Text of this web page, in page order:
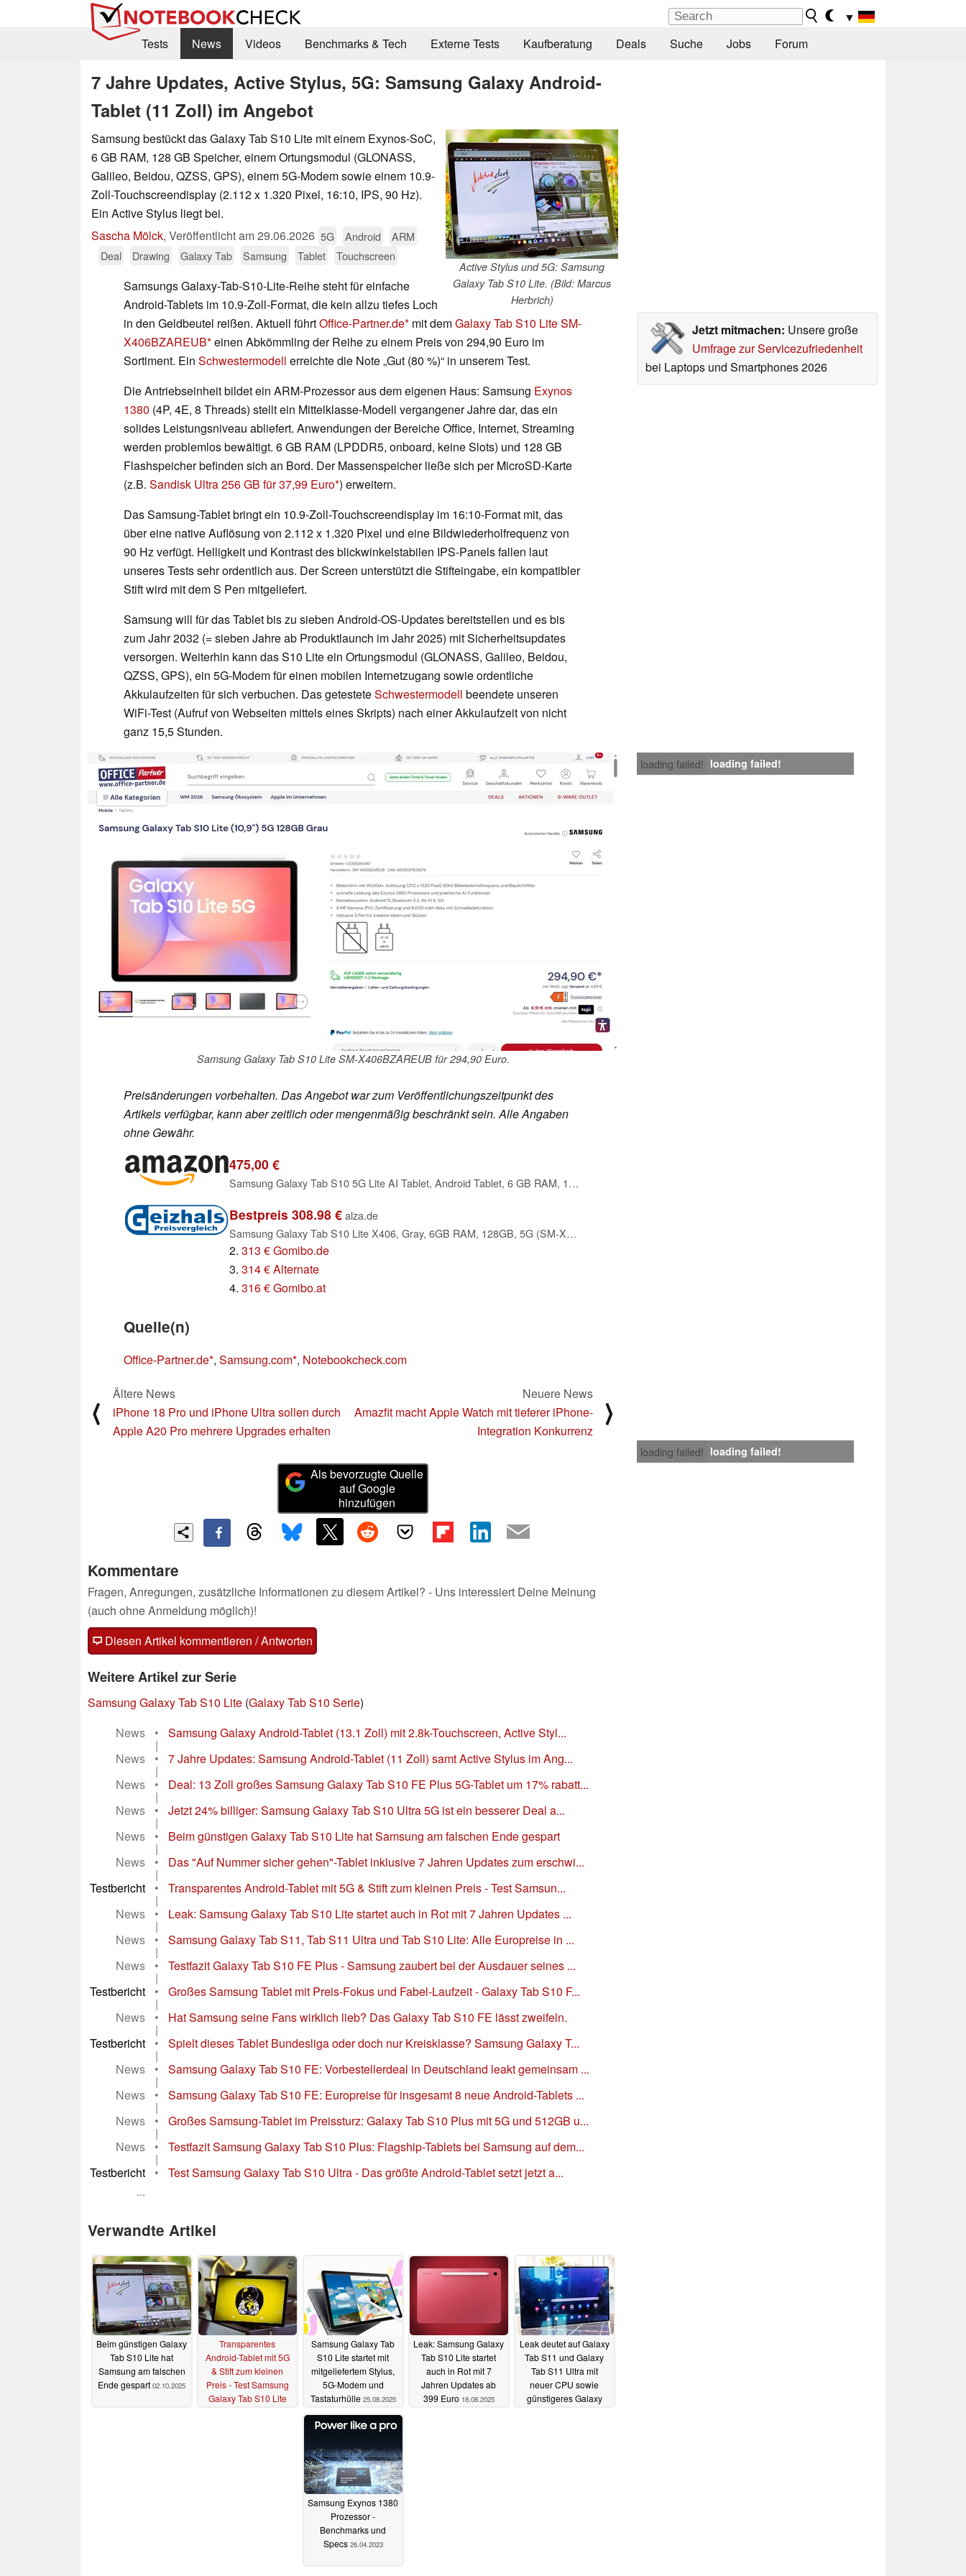
▼
Tests
News Videos Benchmarks & Tech Externe Tests Kaufberatung Deals Suche Jobs Forum
7 Jahre Updates, Active Stylus, 5G: Samsung Galaxy Android-
Tablet (11 Zoll) im Angebot
Active Stylus und 5G: Samsung
Galaxy Tab S10 Lite. (Bild: Marcus
Herbrich)
Samsung bestückt das Galaxy Tab S10 Lite mit einem Exynos-SoC,
6 GB RAM, 128 GB Speicher, einem Ortungsmodul (GLONASS,
Galileo, Beidou, QZSS, GPS), einem 5G-Modem sowie einem 10.9-
Zoll-Touchscreendisplay (2.112 x 1.320 Pixel, 16:10, IPS, 90 Hz).
Ein Active Stylus liegt bei.
Sascha Mölck, Veröffentlicht am29.06.2026 5G Android
ARM
Deal
Drawing Galaxy Tab Samsung Tablet Touchscreen
Jetzt mitmachen: Unsere große
Umfrage zur Servicezufriedenheit
bei Laptops und Smartphones 2026
Samsungs Galaxy-Tab-S10-Lite-Reihe steht für einfache
Android-Tablets im 10.9-Zoll-Format, die kein allzu tiefes Loch
in den Geldbeutel reißen. Aktuell führtOffice-Partner.de mit demGalaxy Tab S10 Lite SM-
X406BZAREUB einen Abkömmling der Reihe zu einem Preis von 294,90 Euro im
Sortiment. Ein Schwestermodell erreichte die Note „Gut (80 %)“ in unserem Test.
Die Antriebseinheit bildet ein ARM-Prozessor aus dem eigenen Haus: Samsung Exynos
1380 (4P, 4E, 8 Threads) stellt ein Mittelklasse-Modell vergangener Jahre dar, das ein
solides Leistungsniveau abliefert. Anwendungen der Bereiche Office, Internet, Streaming
werden problemlos bewältigt. 6 GB RAM (LPDDR5, onboard, keine Slots) und 128 GB
Flashspeicher befinden sich an Bord. Der Massenspeicher ließe sich per MicroSD-Karte
(z.B. Sandisk Ultra 256 GB für 37,99 Euro ) erweitern.
Das Samsung-Tablet bringt ein 10.9-Zoll-Touchscreendisplay im 16:10-Format mit, das
über eine native Auflösung von 2.112 x 1.320 Pixel und eine Bildwiederholfrequenz von
90 Hz verfügt. Helligkeit und Kontrast des blickwinkelstabilen IPS-Panels fallen laut
unseres Tests sehr ordentlich aus. Der Screen unterstützt die Stifteingabe, ein kompatibler
Stift wird mit dem S Pen mitgeliefert.
Samsung will für das Tablet bis zu sieben Android-OS-Updates bereitstellen und es bis
zum Jahr 2032 (= sieben Jahre ab Produktlaunch im Jahr 2025) mit Sicherheitsupdates
versorgen. Weiterhin kann das S10 Lite ein Ortungsmodul (GLONASS, Galileo, Beidou,
QZSS, GPS), ein 5G-Modem für einen mobilen Internetzugang sowie ordentliche
Akkulaufzeiten für sich verbuchen. Das getesteteSchwestermodell beendete unseren
WiFi-Test (Aufruf von Webseiten mittels eines Skripts) nach einer Akkulaufzeit von nicht
ganz 15,5 Stunden.
loading failed! loading failed!
Samsung Galaxy Tab S10 Lite SM-X406BZAREUB für 294,90 Euro.
Preisänderungen vorbehalten. Das Angebot war zum Veröffentlichungszeitpunkt des
Artikels verfügbar, kann aber zeitlich oder mengenmäßig beschränkt sein. Alle Angaben
ohne Gewähr.
475,00 €
Samsung Galaxy Tab S10 5G Lite AI Tablet, Android Tablet, 6 GB RAM, 128 GB Speicher, 27,7 cm/10,9" Display mit 90 Hz, Inkl. S Pen, 5G, Silver, 3 Jahre Herstellergarantie [Exklusiv auf Amazon]
Bestpreis 308.98 € alza.de
Samsung Galaxy Tab S10 Lite X406, Gray, 6GB RAM, 128GB, 5G (SM-X406BZAREUB)
2.313 € Gomibo.de
3.314 € Alternate
4.316 € Gomibo.at
Quelle(n)
Office-Partner.de , Samsung.com , Notebookcheck.com
⟨
Ältere News
iPhone 18 Pro und iPhone Ultra sollen durch
Apple A20 Pro mehrere Upgrades erhalten
Neuere News
Amazfit macht Apple Watch mit tieferer iPhone-
Integration Konkurrenz
⟩
loading failed! loading failed!
Als bevorzugte Quelle
auf Google
hinzufügen
Kommentare
Fragen, Anregungen, zusätzliche Informationen zu diesem Artikel? - Uns interessiert Deine Meinung
(auch ohne Anmeldung möglich)!
Diesen Artikel kommentieren / Antworten
Weitere Artikel zur Serie
Samsung Galaxy Tab S10 Lite (Galaxy Tab S10 Serie)
News
• Samsung Galaxy Android-Tablet (13.1 Zoll) mit 2.8k-Touchscreen, Active Styl...
|
News
• 7 Jahre Updates: Samsung Android-Tablet (11 Zoll) samt Active Stylus im Ang...
|
News
• Deal: 13 Zoll großes Samsung Galaxy Tab S10 FE Plus 5G-Tablet um 17% rabatt...
|
News
• Jetzt 24% billiger: Samsung Galaxy Tab S10 Ultra 5G ist ein besserer Deal a...
|
News
• Beim günstigen Galaxy Tab S10 Lite hat Samsung am falschen Ende gespart
|
News
• Das "Auf Nummer sicher gehen"-Tablet inklusive 7 Jahren Updates zum erschwi...
|
Testbericht
• Transparentes Android-Tablet mit 5G & Stift zum kleinen Preis - Test Samsun...
|
News
• Leak: Samsung Galaxy Tab S10 Lite startet auch in Rot mit 7 Jahren Updates ...
|
News
• Samsung Galaxy Tab S11, Tab S11 Ultra und Tab S10 Lite: Alle Europreise in ...
|
News
• Testfazit Galaxy Tab S10 FE Plus - Samsung zaubert bei der Ausdauer seines ...
|
Testbericht
• Großes Samsung Tablet mit Preis-Fokus und Fabel-Laufzeit - Galaxy Tab S10 F...
|
News
• Hat Samsung seine Fans wirklich lieb? Das Galaxy Tab S10 FE lässt zweifeln.
|
Testbericht
• Spielt dieses Tablet Bundesliga oder doch nur Kreisklasse? Samsung Galaxy T...
|
News
• Samsung Galaxy Tab S10 FE: Vorbestellerdeal in Deutschland leakt gemeinsam ...
|
News
• Samsung Galaxy Tab S10 FE: Europreise für insgesamt 8 neue Android-Tablets ...
|
News
• Großes Samsung-Tablet im Preissturz: Galaxy Tab S10 Plus mit 5G und 512GB u...
|
News
• Testfazit Samsung Galaxy Tab S10 Plus: Flagship-Tablets bei Samsung auf dem...
|
Testbericht
•
Test Samsung Galaxy Tab S10 Ultra - Das größte Android-Tablet setzt jetzt a...
...
Verwandte Artikel
Beim günstigen Galaxy
Tab S10 Lite hat
Samsung am falschen
Ende gespart 02.10.2025
Transparentes
Android-Tablet mit 5G
& Stift zum kleinen
Preis - Test Samsung
Galaxy Tab S10 Lite
Samsung Galaxy Tab
S10 Lite startet mit
mitgeliefertem Stylus,
5G-Modem und
Tastaturhülle 25.08.2025
Leak: Samsung Galaxy
Tab S10 Lite startet
auch in Rot mit 7
Jahren Updates ab
399 Euro 18.08.2025
Leak deutet auf Galaxy
Tab S11 und Galaxy
Tab S11 Ultra mit
neuer CPU sowie
günstigeres Galaxy
Samsung Exynos 1380
Prozessor -
Benchmarks und
Specs 26.04.2023